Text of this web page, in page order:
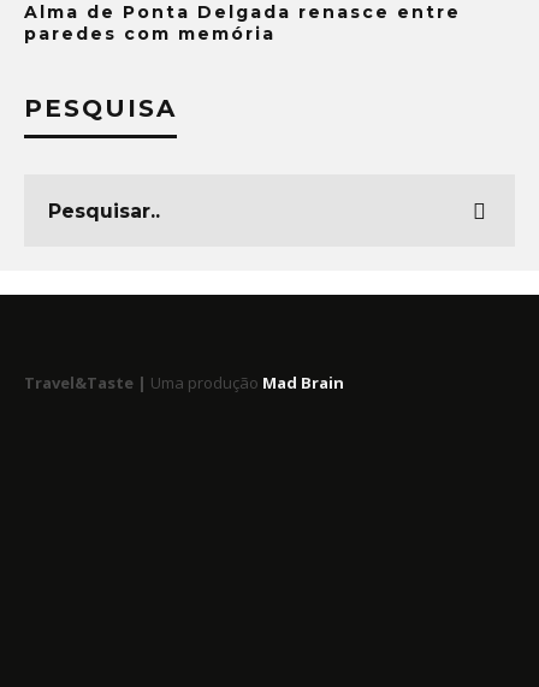
Alma de Ponta Delgada renasce entre
paredes com memória
PESQUISA
Travel&Taste | Uma produção Mad Brain